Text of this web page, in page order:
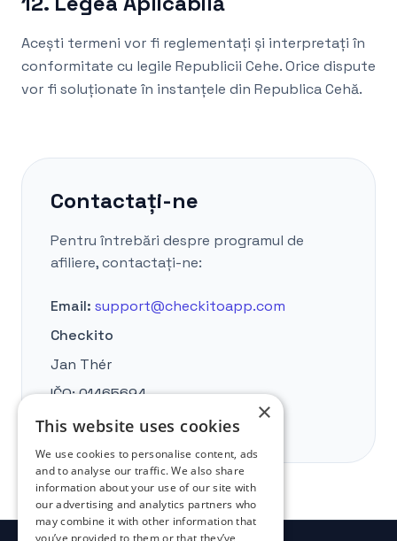
Acești termeni vor fi reglementați și interpretați în
conformitate cu legile Republicii Cehe. Orice dispute
vor fi soluționate în instanțele din Republica Cehă.
Contactați-ne
Pentru întrebări despre programul de
afiliere, contactați-ne:
Email: support@checkitoapp.com
Checkito
Jan Thér
IČO:01465694
DIČ:CZ9010073479 ×
This website uses cookies
We use cookies to personalise content, ads
and to analyse our traffic. We also share
information about your use of our site with
our advertising and analytics partners who
may combine it with other information that
you’ve provided to them or that they’ve